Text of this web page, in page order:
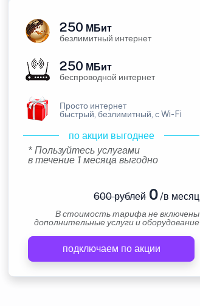
250 МБит
безлимитный интернет
250 МБит
беспроводной интернет
Просто интернет
быстрый, безлимитный, с Wi-Fi
по акции выгоднее
* Пользуйтесь услугами
в течение 1 месяца выгодно
600 рублей0/в месяц
В стоимость тарифа не включены
дополнительные услуги и оборудование
подключаем по акции